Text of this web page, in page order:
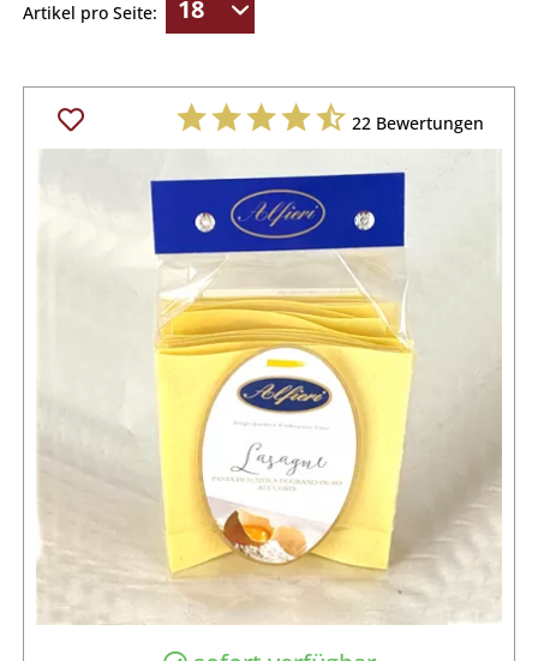
Artikel pro Seite:
22Bewertungen